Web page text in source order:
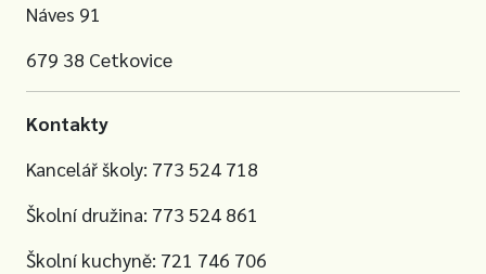
Náves 91
679 38 Cetkovice
Kontakty
Kancelář školy: 773 524 718
Školní družina: 773 524 861
Školní kuchyně: 721 746 706